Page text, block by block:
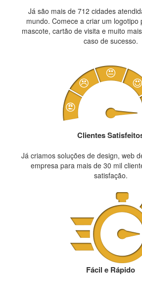
Já são mais de 712 cidades
mundo. Comece a criar um logotipo
mascote, cartão de visita e muito
caso de sucesso.
Clientes
Já criamos soluções de design, web
empresa para mais de 30 mil
satisfação.
Fácil e Rápido